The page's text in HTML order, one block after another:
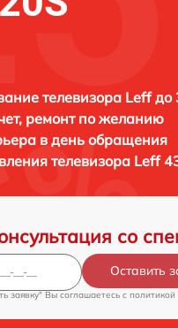
телевизора Leff до
ремонт по желанию
в день обращения
телевизора Leff
со
Оставить
заявку" Вы соглашаетесь c